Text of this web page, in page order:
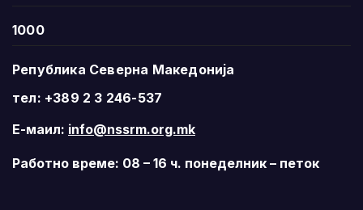
1000
Република Северна Македонија
тел: +389 2 3 246-537
Е-маил: info@nssrm.org.mk
Работно време: 08 – 16 ч. понеделник – петок